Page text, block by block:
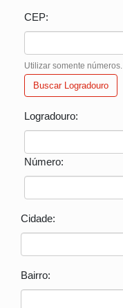
CEP:
Utilizar somente números.
Buscar Logradouro
Logradouro:
Número:
Cidade:
Bairro: